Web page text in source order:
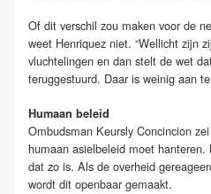
Of dit verschil zou maken voor de
weet Henriquez niet. “Wellicht zijn
vluchtelingen en dan stelt de wet
teruggestuurd. Daar is weinig aan te
Humaan beleid
Ombudsman Keursly Concincion
humaan asielbeleid moet
dat zo is. Als de overheid
wordt dit openbaar gemaakt.